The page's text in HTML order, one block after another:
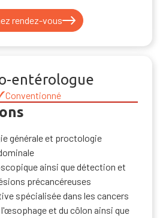
rendez-vous
entérologue
Conventionné
générale et proctologie
ainsi que détection et
précancéreuses
spécialisée dans les cancers
et du côlon ainsi que